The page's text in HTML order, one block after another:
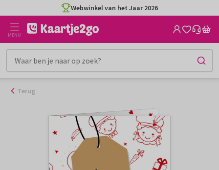
naar
inhoud
Webwinkel van het Jaar 2026
MENU
Terug